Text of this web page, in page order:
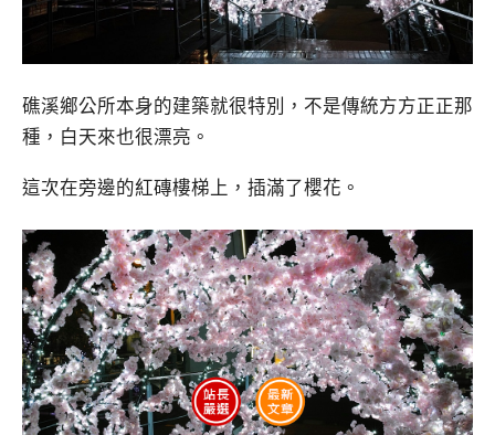
礁溪鄉公所本身的建築就很特別，不是傳統方方正正那
種，白天來也很漂亮。
這次在旁邊的紅磚樓梯上，插滿了櫻花。